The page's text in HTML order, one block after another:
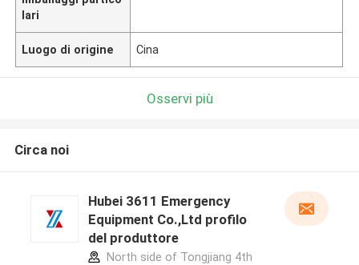
lari
Luogo di origine Cina
Osservi più
Circa noi
Hubei 3611 Emergency
Equipment Co.,Ltd profilo
del produttore
North side of Tongjiang 4th